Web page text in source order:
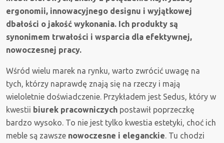
ergonomii, innowacyjnego designu i wyjątkowej
dbałości o jakość wykonania. Ich produkty są
synonimem trwałości i wsparcia dla efektywnej,
nowoczesnej pracy.
Wśród wielu marek na rynku, warto zwrócić uwagę na
tych, którzy naprawdę znają się na rzeczy i mają
wieloletnie doświadczenie. Przykładem jest Sedus, który w
kwestii biurek pracowniczych postawił poprzeczkę
bardzo wysoko. To nie jest tylko kwestia estetyki, choć ich
meble są zawsze nowoczesne i eleganckie . Tu chodzi